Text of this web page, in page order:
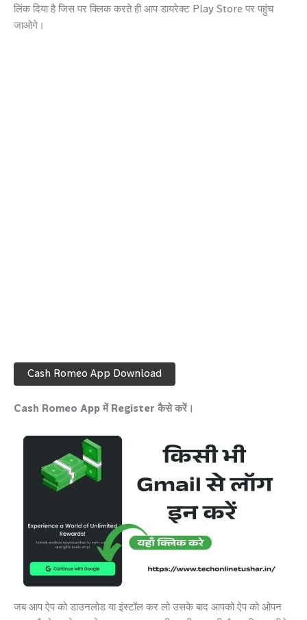
लिंक दिया है जिस पर क्लिक करते ही आप डायरेक्ट Play Store पर पहुंच
जाओगे।
Cash Romeo App Download
Cash Romeo App में Register कैसे करें।
जब आप ऐप को डाउनलोड या इंस्टॉल कर लो उसके बाद आपको ऐप को ओपन